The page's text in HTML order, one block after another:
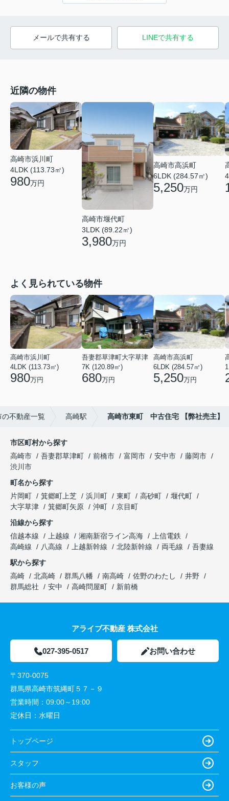
メールで共有する LINEで共有する
近隣の物件
高崎市浜川町
4LDK (113.73㎡)
980万円
高崎市堰代町
3LDK (89.22㎡)
3,980万円
高崎市高浜町
6LDK (284.57㎡)
5,250万円
よく見られている物件
高崎市浜川町
4LDK (113.73㎡)
980万円
吾妻郡草津町大字草津
7K (120.89㎡)
680万円
高崎市高浜町
6LDK (284.57㎡)
5,250万円
の不動産一覧 高崎駅 高崎市東町 中古住宅 【弊社売主】
市区町村から探す
高崎市
吾妻郡草津町 前橋市 富岡市 安中市
藤岡市
渋川市
町名から探す
片岡町
箕郷町上芝 浜川町 東町 高砂町
堰代町
大字草津
箕郷町矢原 沖町
京目町
沿線から探す
信越本線
上越線 湘南新宿ライン高海
上信電鉄
高崎線
八高線 上越新幹線 北陸新幹線 両毛線
吾妻線
駅から探す
高崎
北高崎 群馬八幡 南高崎 佐野のわたし
井野
群馬総社
安中 高崎問屋町 新前橋
アライブ不動産 株式会社
027-395-0517 お問い合わせ
〒370-0075
群馬県高崎市筑縄町５７－９
営業時間： 09:00～19:00
定休日： 水曜日
トップページ
スタッフ
お客様の声